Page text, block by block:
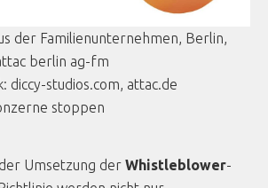
der Familienunternehmen, Berlin,
berlin ag-fm
: diccy
stoppen
Umsetzung derWhistleblower-